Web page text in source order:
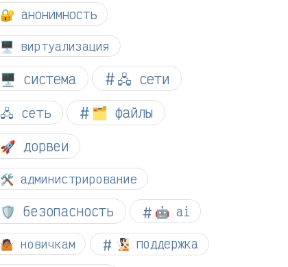
🔐 анонимность
🖥️ виртуализация
🖥️ система 🖧 сети
🖧 сеть 🗂️ файлы
🚀 дорвеи
🛠️ администрирование
🛡️ безопасность 🤖 ai
🤷🏽 новичкам 🧏🏻 поддержка